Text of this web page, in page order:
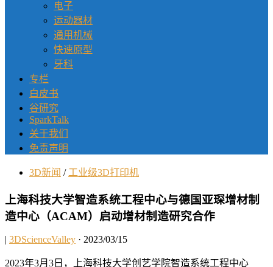
电子
运动器材
通用机械
快速原型
牙科
专栏
白皮书
谷研究
SparkTalk
关于我们
免责声明
3D新闻 / 工业级3D打印机
上海科技大学智造系统工程中心与德国亚琛增材制
造中心（ACAM）启动增材制造研究合作
| 3DScienceValley · 2023/03/15
2023年3月3日，上海科技大学创艺学院智造系统工程中心